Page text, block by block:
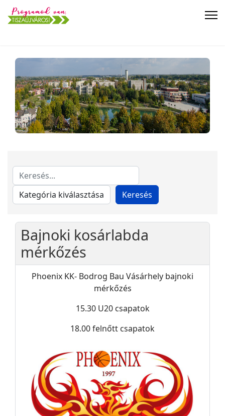
Bajnoki kosárlabda
mérkőzés
Phoenix KK- Bodrog Bau Vásárhely bajnoki
mérkőzés
15.30 U20 csapatok
18.00 felnőtt csapatok